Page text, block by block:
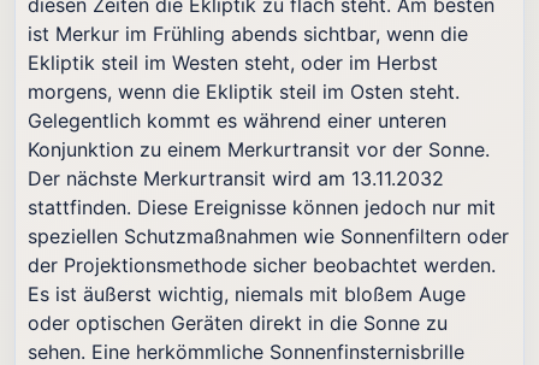
ist Merkur im Frühling abends sichtbar, wenn die
Ekliptik steil im Westen steht, oder im Herbst
morgens, wenn die Ekliptik steil im Osten steht.
Gelegentlich kommt es während einer unteren
Konjunktion zu einem Merkurtransit vor der Sonne.
Der nächste Merkurtransit wird am 13.11.2032
stattfinden. Diese Ereignisse können jedoch nur mit
speziellen Schutzmaßnahmen wie Sonnenfiltern oder
der Projektionsmethode sicher beobachtet werden.
Es ist äußerst wichtig, niemals mit bloßem Auge
oder optischen Geräten direkt in die Sonne zu
sehen. Eine herkömmliche Sonnenfinsternisbrille